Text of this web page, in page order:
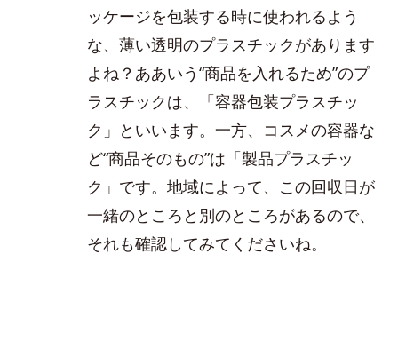
ッケージを包装する時に使われるよう
な、薄い透明のプラスチックがあります
よね？ああいう“商品を入れるため”のプ
ラスチックは、「容器包装プラスチッ
ク」といいます。一方、コスメの容器な
ど“商品そのもの”は「製品プラスチッ
ク」です。地域によって、この回収日が
一緒のところと別のところがあるので、
それも確認してみてくださいね。